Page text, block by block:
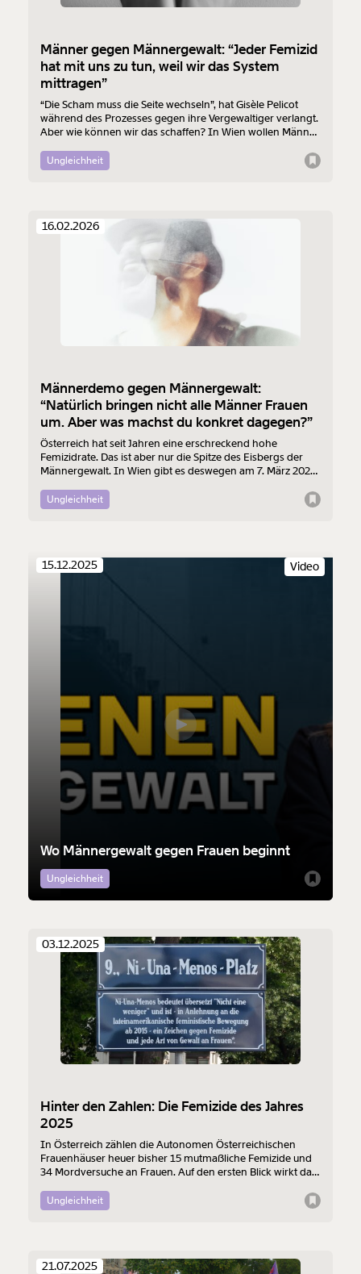
Männer gegen Männergewalt: “Jeder Femizid
hat mit uns zu tun, weil wir das System
mittragen”
“Die Scham muss die Seite wechseln”, hat Gisèle Pelicot
während des Prozesses gegen ihre Vergewaltiger verlangt.
Aber wie können wir das schaffen? In Wien wollen Männer
Männergewalt den ersten Schritt machen.
Ungleichheit
16.02.2026
Männerdemo gegen Männergewalt:
“Natürlich bringen nicht alle Männer Frauen
um. Aber was machst du konkret dagegen?”
Österreich hat seit Jahren eine erschreckend hohe
Femizidrate. Das ist aber nur die Spitze des Eisbergs der
Männergewalt. In Wien gibt es deswegen am 7. März 2026
Wir haben mit dem Veranstalter über die Gründe für die
Demo gesprochen.
Ungleichheit
Video
15.12.2025
Wo Männergewalt gegen Frauen beginnt
Ungleichheit
03.12.2025
Hinter den Zahlen: Die Femizide des Jahres
2025
In Österreich zählen die Autonomen Österreichischen
Frauenhäuser heuer bisher 15 mutmaßliche Femizide und
34 Mordversuche an Frauen. Auf den ersten Blick wirkt das
Fragen auf: Welche Maßnahmen wirken tatsächlich? Und
wo bleibt die Politik?
Ungleichheit
21.07.2025